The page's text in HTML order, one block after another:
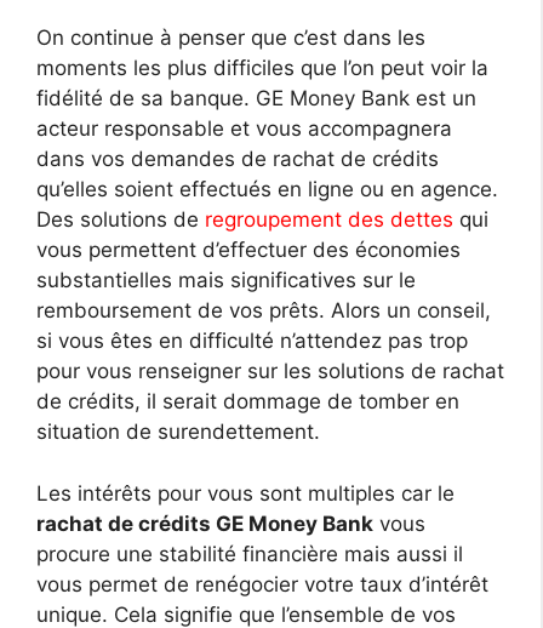
On continue à penser que c’est dans les
moments les plus difficiles que l’on peut voir la
fidélité de sa banque. GE Money Bank est un
acteur responsable et vous accompagnera
dans vos demandes de rachat de crédits
qu’elles soient effectués en ligne ou en agence.
Des solutions de regroupement des dettes qui
vous permettent d’effectuer des économies
substantielles mais significatives sur le
remboursement de vos prêts. Alors un conseil,
si vous êtes en difficulté n’attendez pas trop
pour vous renseigner sur les solutions de rachat
de crédits, il serait dommage de tomber en
situation de surendettement.
Les intérêts pour vous sont multiples car le
rachat de crédits GE Money Bank vous
procure une stabilité financière mais aussi il
vous permet de renégocier votre taux d’intérêt
unique. Cela signifie que l’ensemble de vos